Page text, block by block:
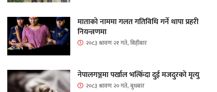
माताकाे नाममा गलत गतिविधि गर्ने थापा प्रहरी
नियन्त्रणमा
२०८३ श्रावण २१ गते, बिहीबार
नेपालगञ्जमा पर्खाल भत्किँदा दुई मजदुरको मृत्यु
२०८३ श्रावण २० गते, बुधबार